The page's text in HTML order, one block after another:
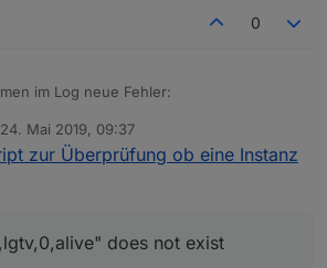
0
im Log neue Fehler:
24. Mai 2019, 09:37
von
zur Überprüfung ob eine Instanz
does not exist